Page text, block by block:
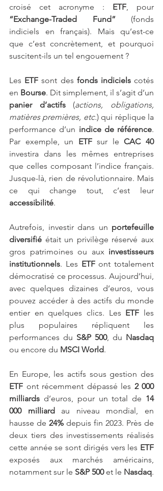
croisé cet acronyme : ETF
“Exchange-Traded Fund” (fonds
indiciels en français). Mais qu’est-ce
que c’est concrètement, et pourquoi
suscitent-ils un tel engouement ?
Les ETF sont des fonds indiciels cotés
en Bourse
panier d’actifs (actions, obligations,
matières premières, etc.) qui réplique la
performance d’un indice de référence.
Par exemple, un ETF sur le CAC 40
investira dans les mêmes entreprises
que celles composant l’indice français.
Jusque-là, rien de révolutionnaire. Mais
accessibilité.
Autrefois, investir dans un portefeuille
diversifié était un privilège réservé aux
gros patrimoines ou aux investisseurs
institutionnels. Les ETF ont totalement
démocratisé ce processus. Aujourd’hui,
avec quelques dizaines d’euros, vous
pouvez accéder à des actifs du monde
entier en quelques clics. Les ETF les
plus populaires répliquent les
performances du S&P 500, du Nasdaq
ou encore du MSCI World.
ETF ont récemment dépassé les 2 000
milliards d’euros, pour un total de 14
000 milliard au niveau mondial, en
hausse de 24% depuis fin 2023. Près de
deux tiers des investissements réalisés
cette année se sont dirigés vers les ETF
exposés aux marchés américains,
notamment sur le S&P 500 et le Nasdaq.